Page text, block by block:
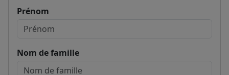
Prénom
Nom de famille